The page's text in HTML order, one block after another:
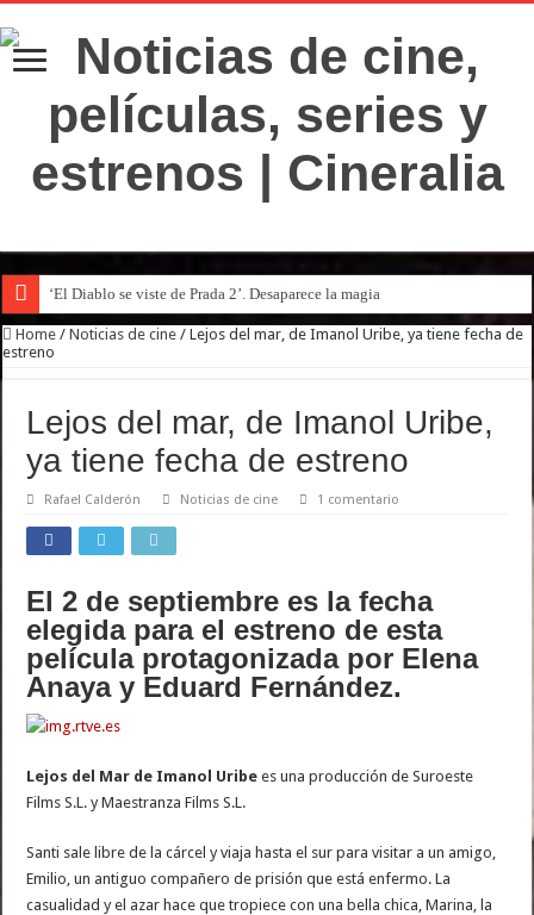
‘El Diablo se viste de Prada 2’. Desaparece la magia
Home / Noticias de cine / Lejos del mar, de Imanol Uribe, ya tiene fecha de
estreno
Lejos del mar, de Imanol Uribe,
ya tiene fecha de estreno
Rafael Calderón Noticias de cine 1 comentario
El 2 de septiembre es la fecha
elegida para el estreno de esta
película protagonizada por Elena
Anaya y Eduard Fernández.
Lejos del Mar de Imanol Uribe es una producción de Suroeste
Films S.L. y Maestranza Films S.L.
Santi sale libre de la cárcel y viaja hasta el sur para visitar a un amigo,
Emilio, un antiguo compañero de prisión que está enfermo. La
casualidad y el azar hace que tropiece con una bella chica, Marina, la